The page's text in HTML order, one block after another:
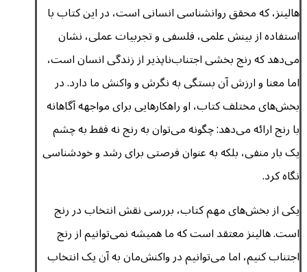
هالینز، که محقق روانشناسی انسانی است، در این کتاب با
استفاده از بینش علمی، فلسفی و تجربیات عملی، نشان
می‌دهد که رنج بخشی اجتناب‌ناپذیر از زندگی انسان است،
اما معنا و ارزش آن بستگی به نگرش و واکنش ما دارد. در
بخش‌های مختلف کتاب، او راهکارهایی برای مواجهه آگاهانه
با رنج ارائه می‌دهد: چگونه می‌توان به رنج نه فقط به چشم
یک بار منفی، بلکه به عنوان فرصتی برای رشد و خودشناسی
نگاه کرد.
یکی از بخش‌های مهم کتاب، بررسی نقش انتخاب در رنج
است. هالینز معتقد است که ما همیشه نمی‌توانیم از رنج
اجتناب کنیم، اما می‌توانیم در واکنش‌مان به آن یک انتخاب